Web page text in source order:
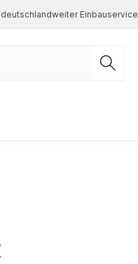
deutschlandweiter Einbauservice